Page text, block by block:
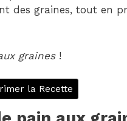
des graines, tout en
graines!
la Recette